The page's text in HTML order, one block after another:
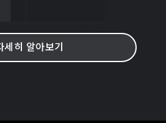
세히 알아보기